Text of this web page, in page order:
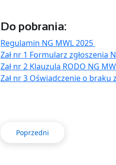
Do pobrania:
Regulamin NG MWL 2025
Zał nr 1 Formularz zgłoszenia
Zał nr 2 Klauzula RODO NG
Zał nr 3 Oświadczenie o braku
Poprzedni